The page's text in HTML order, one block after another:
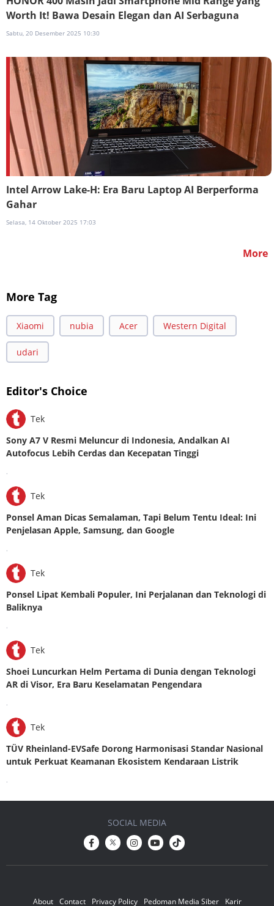
Worth It! Bawa Desain Elegan dan AI Serbaguna
Sabtu, 20 Desember 2025 10:30
Intel Arrow Lake-H: Era Baru Laptop AI Berperforma
Gahar
Selasa, 14 Oktober 2025 17:03
More
More Tag
Xiaomi nubia Acer Western Digital
udari
Editor's Choice
Tek
Sony A7 V Resmi Meluncur di Indonesia, Andalkan AI
Autofocus Lebih Cerdas dan Kecepatan Tinggi
.
Tek
Ponsel Aman Dicas Semalaman, Tapi Belum Tentu Ideal: Ini
Penjelasan Apple, Samsung, dan Google
.
Tek
Ponsel Lipat Kembali Populer, Ini Perjalanan dan Teknologi di
Baliknya
.
Tek
Shoei Luncurkan Helm Pertama di Dunia dengan Teknologi
AR di Visor, Era Baru Keselamatan Pengendara
.
Tek
TÜV Rheinland-EVSafe Dorong Harmonisasi Standar Nasional
untuk Perkuat Keamanan Ekosistem Kendaraan Listrik
.
About Contact Privacy Policy Pedoman Media Siber Karir
SOCIAL MEDIA